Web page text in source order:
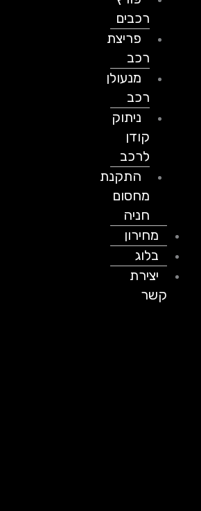
רכבים
פריצת
מנעולן
ניתוק
לרכב
התקנת
מחסום
חניה
מחירון
בלוג
יצירת
קשר